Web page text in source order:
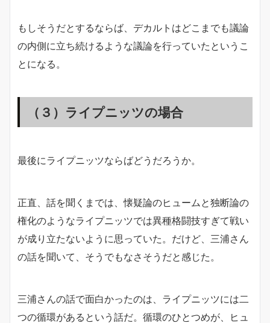
もしそうだとするならば、デカルトはどこまでも議論
の内側に立ち続けるような議論を行っていたというこ
とになる。
（３）ライプニッツの場合
最後にライプニッツならばどうだろうか。
正直、話を聞くまでは、懐疑論のヒュームと独断論の
権化のようなライプニッツでは異種格闘技すぎて戦い
が成り立たないように思っていた。だけど、三浦さん
の話を聞いて、そうでもなさそうだと感じた。
三浦さんの話で面白かったのは、ライプニッツには二
つの循環があるという話だ。循環のひとつめが、ヒュ